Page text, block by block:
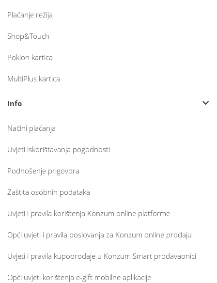
Plaćanje režija
Shop&Touch
Poklon kartica
MultiPlus kartica
Info
Načini plaćanja
Uvjeti iskorištavanja pogodnosti
Podnošenje prigovora
Zaštita osobnih podataka
Uvjeti i pravila korištenja Konzum online platforme
Opći uvjeti i pravila poslovanja za Konzum online prodaju
Uvjeti i pravila kupoprodaje u Konzum Smart prodavaonici
Opći uvjeti korištenja e-gift mobilne aplikacije